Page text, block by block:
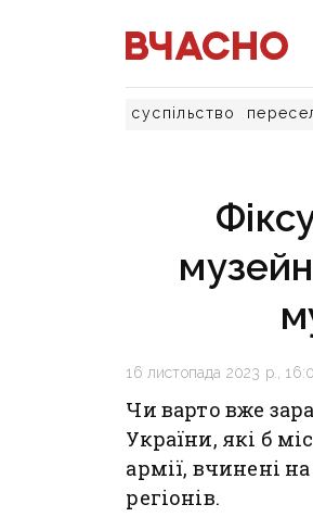
суспільство
16 листопада 2023 р.,
Чи варто вже
України, які б
армії, вчинені
регіонів.